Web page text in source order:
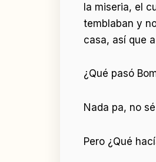
la miseria, el
temblaban y
casa, así que
¿Qué pasó
Nada pa, no
Pero ¿Qué